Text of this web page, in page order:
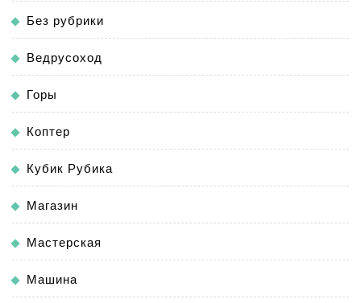
Без рубрики
Ведрусоход
Горы
Коптер
Кубик Рубика
Магазин
Мастерская
Машина